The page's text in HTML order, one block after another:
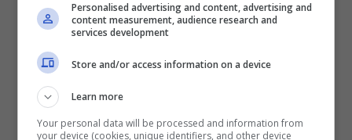
importante per il Pd. In città il partito è uscito
quasi completamente distrutto dalle ultime
elezioni amministrative con la schiacciante
vittoria del movimento arancione di De Magistris
Personalised advertising and content, advertising and
content measurement, audience research and
services development
Store and/or access information on a device
Learn more
Your personal data will be processed and information from
your device (cookies, unique identifiers, and other device